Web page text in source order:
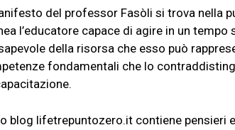
del professor Fasòli si trova nella
l’educatore capace di agire in un
della risorsa che esso può
fondamentali che lo
blog lifetrepuntozero.it contiene pensieri